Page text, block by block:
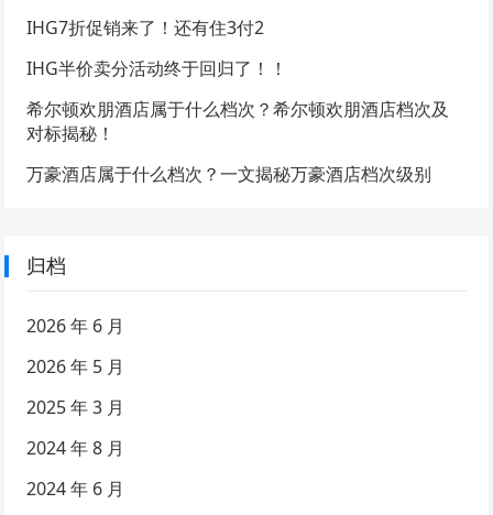
IHG7折促销来了！还有住3付2
IHG半价卖分活动终于回归了！！
希尔顿欢朋酒店属于什么档次？希尔顿欢朋酒店档次及
对标揭秘！
万豪酒店属于什么档次？一文揭秘万豪酒店档次级别
归档
2026 年 6 月
2026 年 5 月
2025 年 3 月
2024 年 8 月
2024 年 6 月